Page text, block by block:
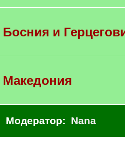
Босния и
Македония
Модератор: Nana